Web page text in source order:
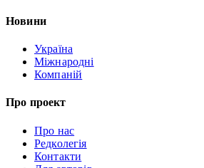
Новини
Україна
Міжнародні
Компаній
Про проект
Про нас
Редколегія
Контакти